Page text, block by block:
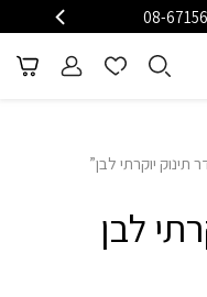
תינוק יוקרתי לבן”
לבן